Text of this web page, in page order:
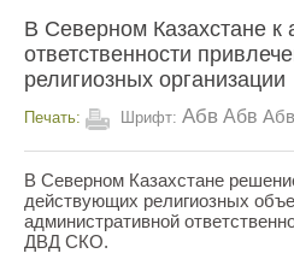
В Северном Казахстане к
ответственности
религиозных организации
Печать: Шрифт: Абв Абв Абв
В Северном Казахстане
действующих религиозных
административной
ДВД СКО.